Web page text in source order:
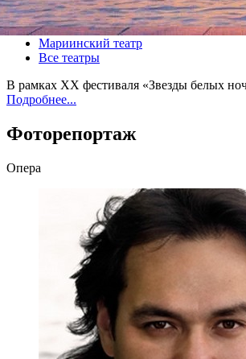
Все спектакли
Мариинский театр
Все театры
В рамках ХХ фестиваля «Звезды белых
Подробнее...
Фоторепортаж
Опера